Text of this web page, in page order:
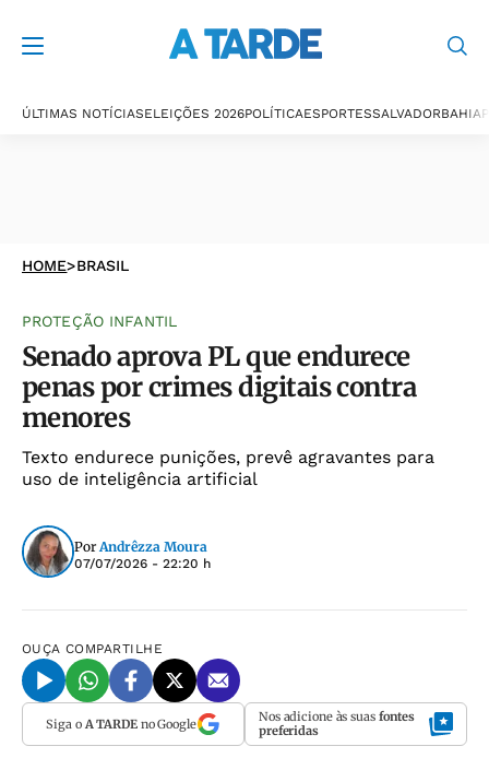
ÚLTIMAS NOTÍCIASELEIÇÕES 2026POLÍTICAESPORTESSALVADORBAHIA
HOME>BRASIL
PROTEÇÃO INFANTIL
Senado aprova PL que endurece
penas por crimes digitais contra
menores
Texto endurece punições, prevê agravantes para
uso de inteligência artificial
Por Andrêzza Moura
07/07/2026 - 22:20 h
OUÇA COMPARTILHE
Siga o A TARDEno Google Nos adicione às suas fontes
preferidas